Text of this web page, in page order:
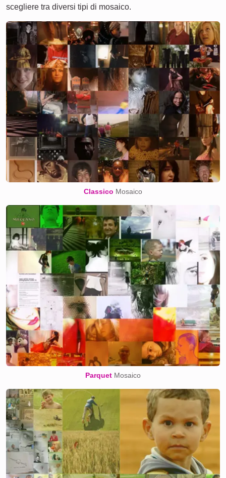
scegliere tra diversi tipi di mosaico.
Classico Mosaico
Parquet Mosaico